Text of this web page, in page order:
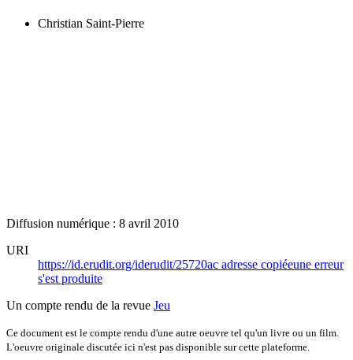
Christian Saint-Pierre
Diffusion numérique : 8 avril 2010
URI
https://id.erudit.org/iderudit/25720ac adresse copiéeune erreur
s'est produite
Un compte rendu de la revue Jeu
Ce document est le compte rendu d'une autre oeuvre tel qu'un livre ou un film.
L'oeuvre originale discutée ici n'est pas disponible sur cette plateforme.